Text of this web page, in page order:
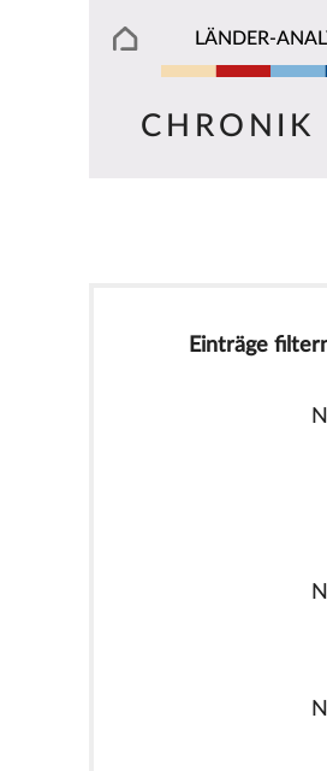
LÄNDER-
CHRONIK
Einträge